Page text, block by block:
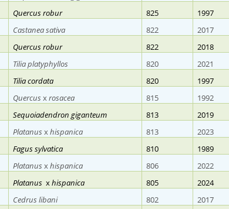
Quercus robur 825 1997
Castanea sativa 822 2017
Quercus robur 822 2018
Tilia platyphyllos 820 2021
Tilia cordata 820 1997
Quercus xrosacea 815 1992
Sequoiadendron giganteum 813 2019
Platanus xhispanica 813 2023
Fagus sylvatica
810 1989
Platanus xhispanica 806 2022
Platanus xhispanica 805 2024
Cedrus libani 802 2017